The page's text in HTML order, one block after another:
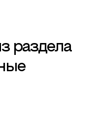
раздела